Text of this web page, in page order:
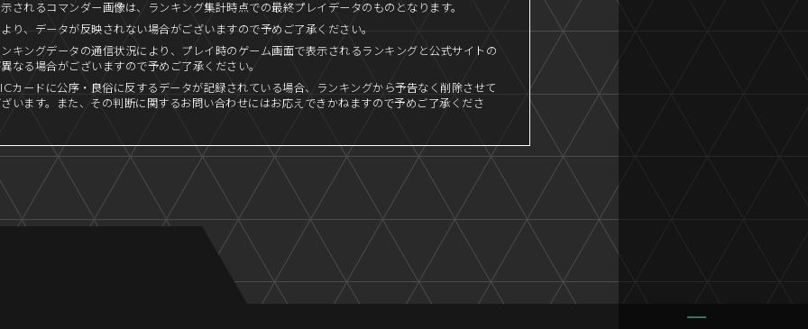
されるコマンダー画像は、ランキング集計時点での最終プレイデータのものとなります。
り、データが反映されない場合がございますので予めご了承ください。
キングデータの通信状況により、プレイ時のゲーム画面で表示されるランキングと公式サイトの
なる場合がございますので予めご了承ください。
カードに公序・良俗に反するデータが記録されている場合、ランキングから予告なく削除させて
います。また、その判断に関するお問い合わせにはお応えできかねますので予めご了承くださ